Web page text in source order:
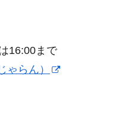
16:00まで
ゃらん）